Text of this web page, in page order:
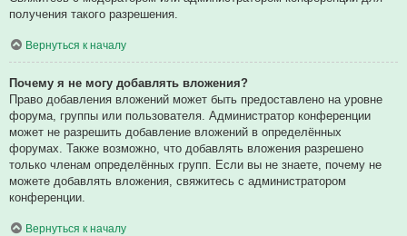
получения такого разрешения.
Вернуться к началу
Почему я не могу добавлять вложения?
Право добавления вложений может быть предоставлено на уровне
форума, группы или пользователя. Администратор конференции
может не разрешить добавление вложений в определённых
форумах. Также возможно, что добавлять вложения разрешено
только членам определённых групп. Если вы не знаете, почему не
можете добавлять вложения, свяжитесь с администратором
конференции.
Вернуться к началу